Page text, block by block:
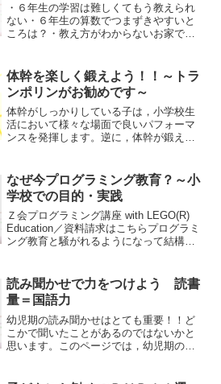
・６年生の学習は難しくてもう教えられ
ない・６年生の算数でつまずきやすいと
ころは？・教え方がわからないお家でお
は，６年生算数についてポイントを紹介
します。自分のお子さんに...
体幹を楽しく鍛えよう！！～トラ
ンポリンがお勧めです～
体幹がしっかりしている子は，小学校生
活において様々な場面で良いパフォーマ
ンスを発揮します。逆に，体幹が鍛えら
影響がでます。→→子どもの体幹の重要
性についてはこちら←←そ...
なぜ今プログラミング教育？～小
学校での目的・実践
Ｚ会プログラミング講座 with LEGO(R)
Education／資料請求はこちらプログラミ
ング教育と騒がれるようになって結構経
ミング教育ってのが始まったらしい
よ。...
読み聞かせで力をつけよう 読書
量＝国語力
幼児期の読み聞かせはとても重要！！ど
こかで聞いたことがあるのではないかと
思います。このページでは，幼児期の読